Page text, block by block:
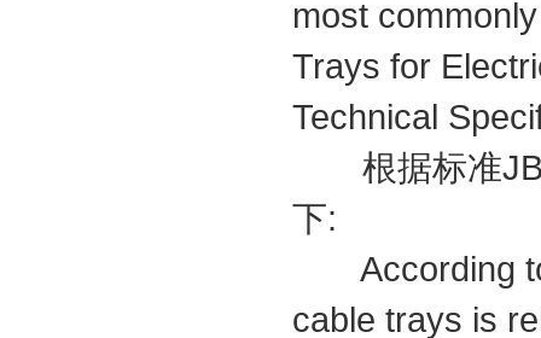
most
Trays for
Technical
根据标准JB/
下:
According to
cable trays is